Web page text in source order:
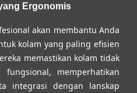
Ergonomis
akan membantu Anda
kolam yang paling efisien
memastikan kolam tidak
memperhatikan
integrasi dengan lanskap